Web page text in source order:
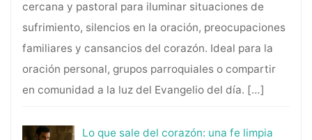
cercana y pastoral para iluminar situaciones de
sufrimiento, silencios en la oración, preocupaciones
familiares y cansancios del corazón. Ideal para la
oración personal, grupos parroquiales o compartir
en comunidad a la luz del Evangelio del día. […]
Lo que sale del corazón: una fe limpia